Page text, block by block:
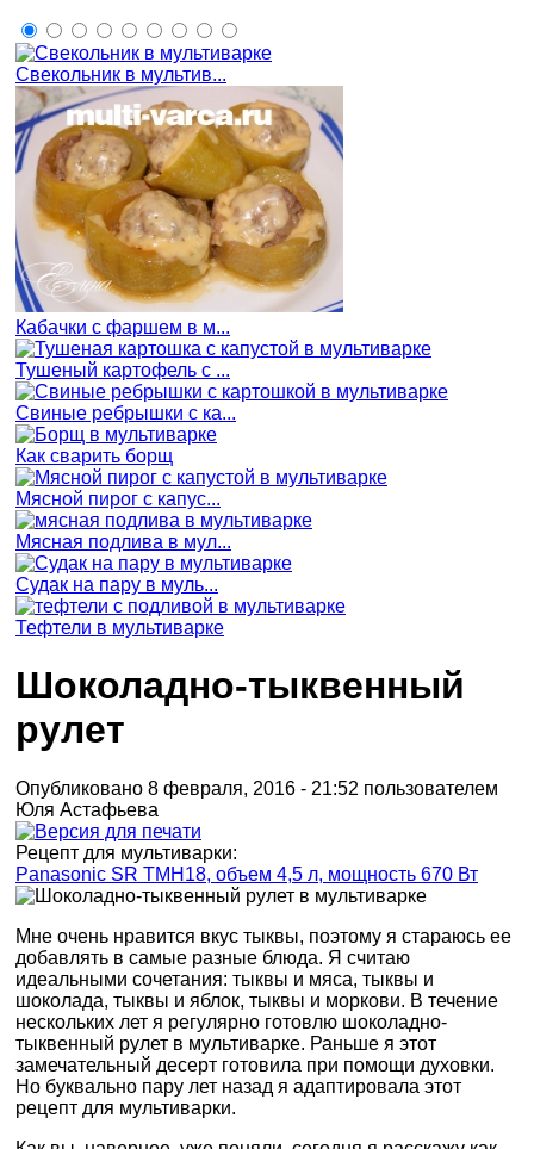
Свекольник в мультив...
Кабачки с фаршем в м...
Тушеный картофель с ...
Свиные ребрышки с ка...
Как сварить борщ
Мясной пирог с капус...
Мясная подлива в мул...
Судак на пару в муль...
Тефтели в мультиварке
Шоколадно-тыквенный
рулет
Опубликовано 8 февраля, 2016 - 21:52 пользователем
Юля Астафьева
Рецепт для мультиварки:
Panasonic SR TMH18, объем 4,5 л, мощность 670 Вт
Мне очень нравится вкус тыквы, поэтому я стараюсь ее
добавлять в самые разные блюда. Я считаю
идеальными сочетания: тыквы и мяса, тыквы и
шоколада, тыквы и яблок, тыквы и моркови. В течение
нескольких лет я регулярно готовлю шоколадно-
тыквенный рулет в мультиварке. Раньше я этот
замечательный десерт готовила при помощи духовки.
Но буквально пару лет назад я адаптировала этот
рецепт для мультиварки.